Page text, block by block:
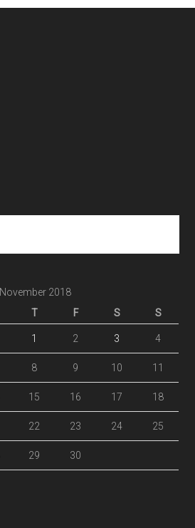
November 2018
T F S S
1 2 3 4
8 9 10 11
15 16 17 18
22 23 24 25
29 30